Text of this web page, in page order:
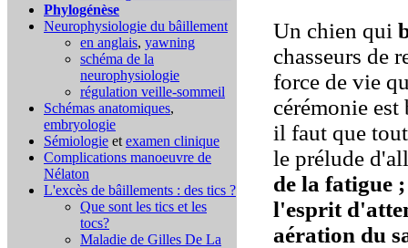
Phylogénèse
Neurophysiologie du bâillement
en anglais, yawning
schéma de la
neurophysiologie
régulation veille-sommeil
Schémas anatomiques,
embryologie
Sémiologie et examen clinique
Complications manoeuvre de
Nélaton
L'excès de bâillements : des tics ?
Que sont les tics et les
tocs?
Maladie de Gilles De La
Un chien qui
chasseurs de
force de vie
cérémonie
il faut que
le prélude
de la fatigue
l'esprit
aération du